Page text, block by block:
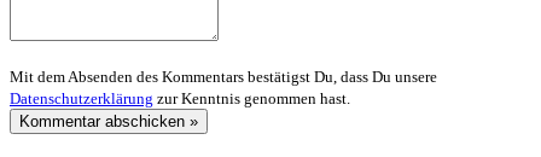
Mit dem Absenden des Kommentars bestätigst Du, dass Du unsere
Datenschutzerklärung zur Kenntnis genommen hast.